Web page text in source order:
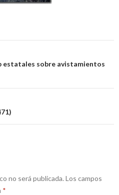
estatales sobre avistamientos
no será publicada. Los campos
*